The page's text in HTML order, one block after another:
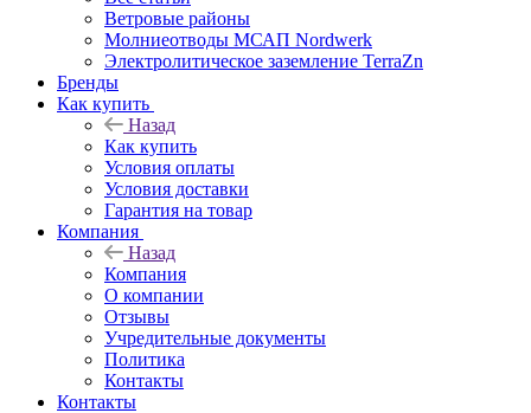
Ветровые районы
Молниеотводы МСАП Nordwerk
Электролитическое заземление TerraZn
Бренды
Как купить
Назад
Как купить
Условия оплаты
Условия доставки
Гарантия на товар
Компания
Назад
Компания
О компании
Отзывы
Учредительные документы
Политика
Контакты
Контакты